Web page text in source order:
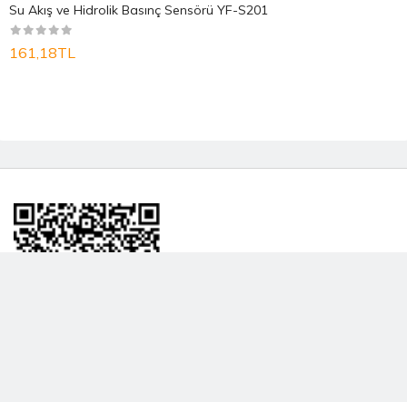
Su Akış ve Hidrolik Basınç Sensörü YF-S201
161,18TL